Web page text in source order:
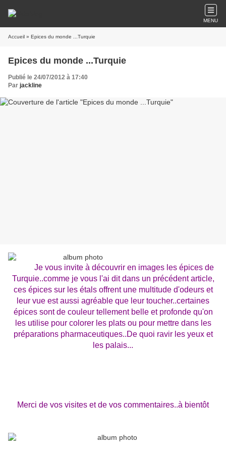
MENU
Accueil » Epices du monde ...Turquie
Epices du monde ...Turquie
Publié le 24/07/2012 à 17:40
Par jackline
Je vous invite à découvrir en images les épices de
Turquie..comme je vous l'ai dit dans un précédent article,
ces épices sur les étals offrent une multitude d'odeurs et
leur vue est aussi agréable que leur toucher..certaines
épices sont de couleur tellement belle et profonde qu'on
les utilise pour colorer les plats ou pour mettre dans les
préparations pharmaceutiques..De quoi ravir les yeux et
les palais...
Merci de vos visites et de vos commentaires..à bientôt